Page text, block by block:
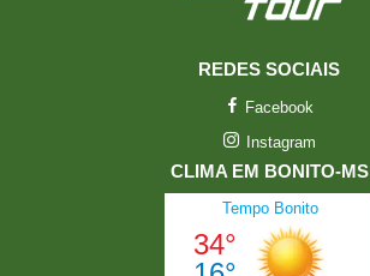
REDES SOCIAIS
Facebook
Instagram
CLIMA EM BONITO-MS